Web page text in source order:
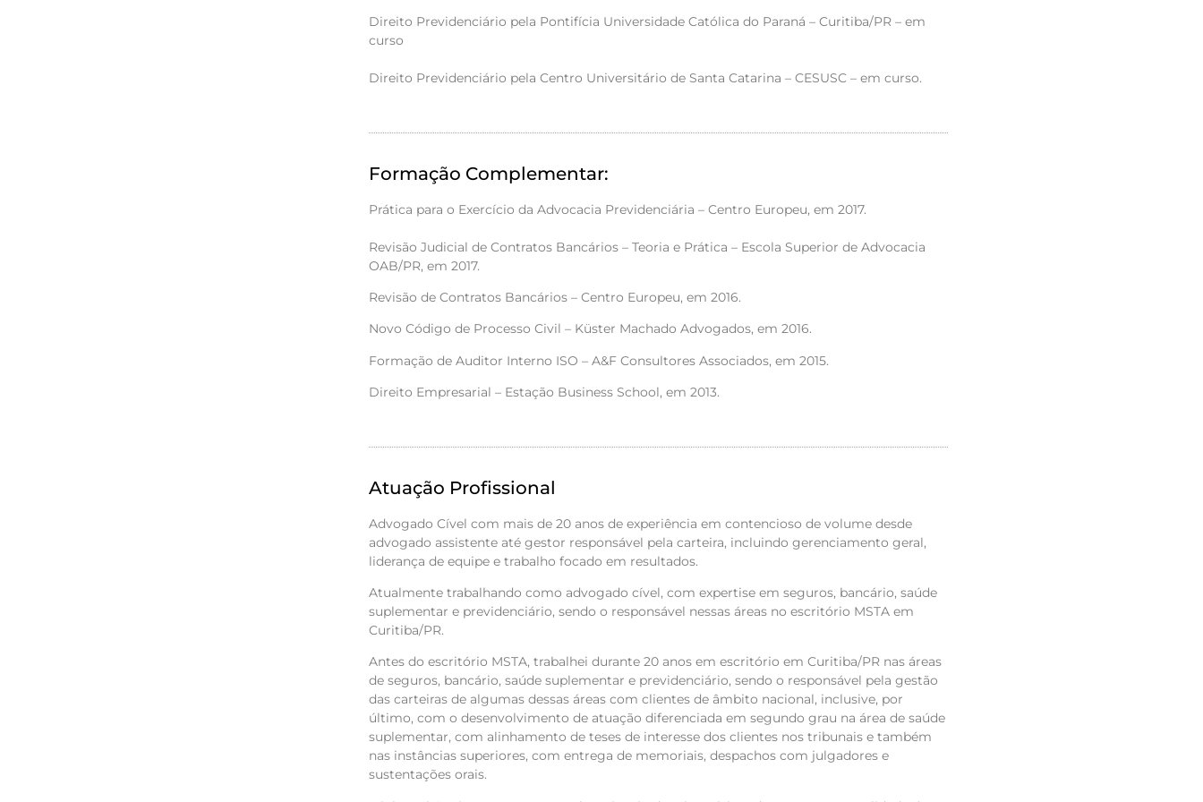
Direito Previdenciário pela Pontifícia Universidade Católica do Paraná – Curitiba/PR – em
curso
Direito Previdenciário pela Centro Universitário de Santa Catarina – CESUSC – em curso.
Formação Complementar:
Prática para o Exercício da Advocacia Previdenciária – Centro Europeu, em 2017.
Revisão Judicial de Contratos Bancários – Teoria e Prática – Escola Superior de Advocacia
OAB/PR, em 2017.
Revisão de Contratos Bancários – Centro Europeu, em 2016.
Novo Código de Processo Civil – Küster Machado Advogados, em 2016.
Formação de Auditor Interno ISO – A&F Consultores Associados, em 2015.
Direito Empresarial – Estação Business School, em 2013.
Atuação Profissional
Advogado Cível com mais de 20 anos de experiência em contencioso de volume desde
advogado assistente até gestor responsável pela carteira, incluindo gerenciamento geral,
liderança de equipe e trabalho focado em resultados.
Atualmente trabalhando como advogado cível, com expertise em seguros, bancário, saúde
suplementar e previdenciário, sendo o responsável nessas áreas no escritório MSTA em
Curitiba/PR.
Antes do escritório MSTA, trabalhei durante 20 anos em escritório em Curitiba/PR nas áreas
de seguros, bancário, saúde suplementar e previdenciário, sendo o responsável pela gestão
das carteiras de algumas dessas áreas com clientes de âmbito nacional, inclusive, por
último, com o desenvolvimento de atuação diferenciada em segundo grau na área de saúde
suplementar, com alinhamento de teses de interesse dos clientes nos tribunais e também
nas instâncias superiores, com entrega de memoriais, despachos com julgadores e
sustentações orais.